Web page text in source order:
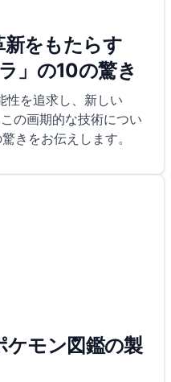
新をもたらす
」の10の驚き
性を追求し、新しい
の画期的な技術につい
きをお伝えします。
ケモン図鑑の製